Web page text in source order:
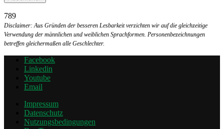
789
Disclaimer: Aus Gründen der besseren Lesbarkeit verzichten wir auf die gleichzeitige
Verwendung der männlichen und weiblichen Sprachformen. Personenbezeichnungen
betreffen gleichermaßen alle Geschlechter.
Facebook
Linkedin
Youtube
Email
Impressum
Datenschutz
Nutzungsbedingungen